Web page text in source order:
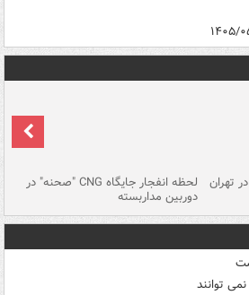
تهران لحظه انفجار جایگاه CNG "صحنه" در
دوربین مداربسته
توانند